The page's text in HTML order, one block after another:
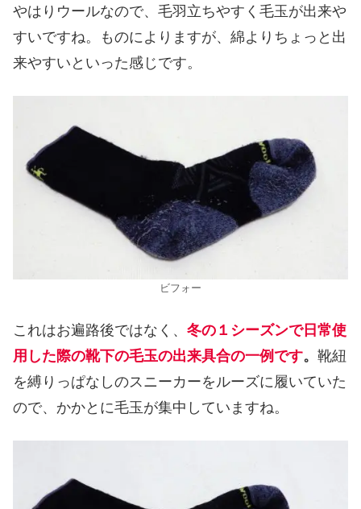
やはりウールなので、毛羽立ちやすく毛玉が出来や
すいですね。ものによりますが、綿よりちょっと出
来やすいといった感じです。
ビフォー
これはお遍路後ではなく、 冬の１シーズンで日常使
用した際の靴下の毛玉の出来具合の一例です。 靴紐
を縛りっぱなしのスニーカーをルーズに履いていた
ので、かかとに毛玉が集中していますね。